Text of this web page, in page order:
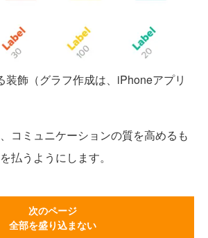
装飾（グラフ作成は、iPhoneアプリ
コミュニケーションの質を高めるも
払うようにします。
次のページ
全部を盛り込まない